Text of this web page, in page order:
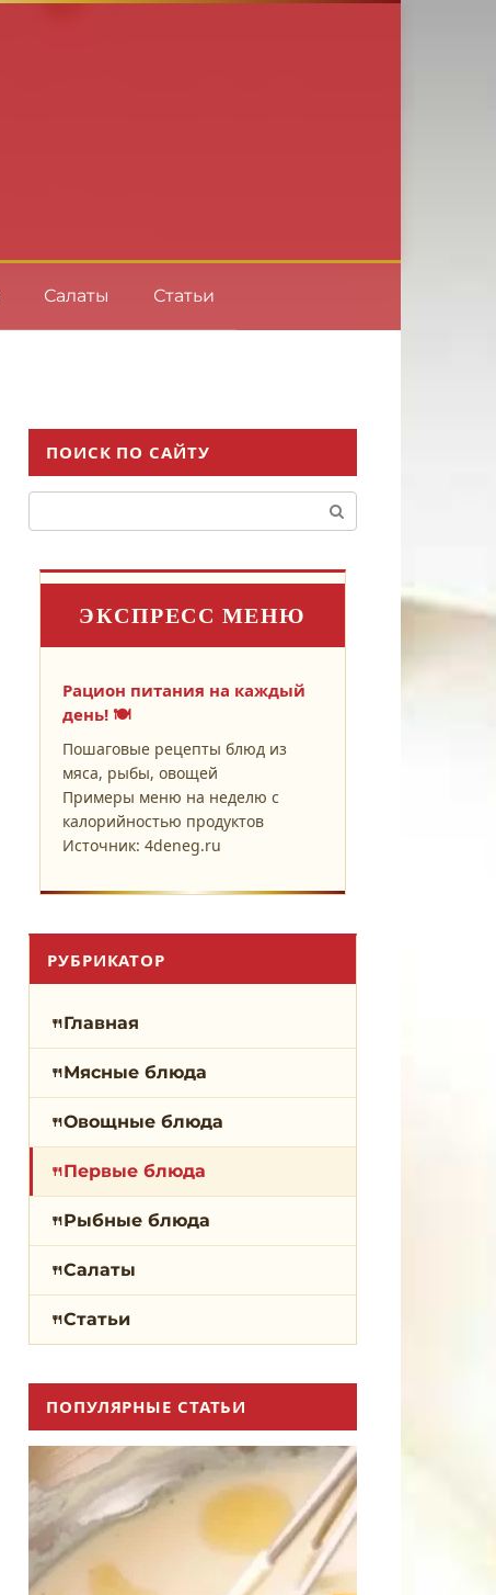
Салаты Статьи
ПОИСК ПО САЙТУ
ЭКСПРЕСС МЕНЮ
Рацион питания на каждый
день! 🍽️
Пошаговые рецепты блюд из
мяса, рыбы, овощей
Примеры меню на неделю с
калорийностью продуктов
Источник: 4deneg.ru
РУБРИКАТОР
Главная
Мясные блюда
Овощные блюда
Первые блюда
Рыбные блюда
Салаты
Статьи
ПОПУЛЯРНЫЕ СТАТЬИ